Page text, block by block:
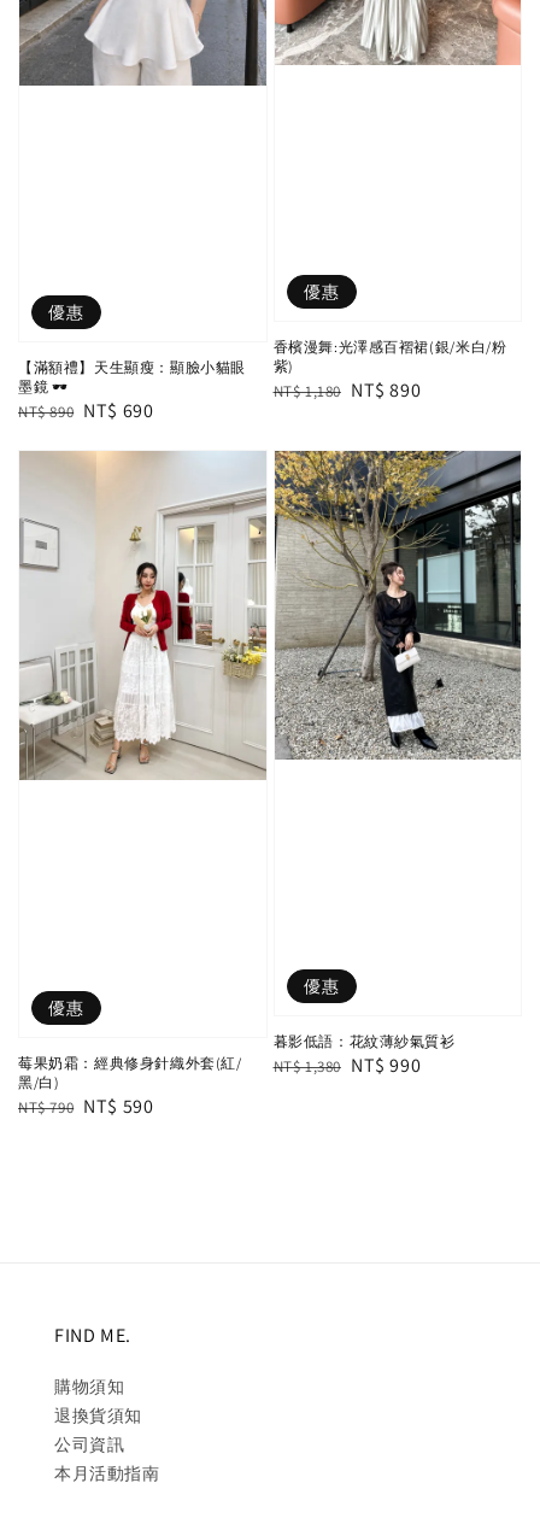
優惠
【滿額禮】天生顯瘦：顯臉小貓眼
墨鏡 🕶️
Regular
NT$ 890 Sale
NT$ 690
優惠
香檳漫舞:光澤感百褶裙(銀/米白/粉
紫)
Regular
NT$ 1,180 Sale
NT$ 890
優惠
莓果奶霜：經典修身針織外套(紅/
黑/白)
Regular
NT$ 790 Sale
NT$ 590
優惠
暮影低語：花紋薄紗氣質衫
Regular
NT$ 1,380 Sale
NT$ 990
FIND ME.
購物須知
退換貨須知
公司資訊
本月活動指南